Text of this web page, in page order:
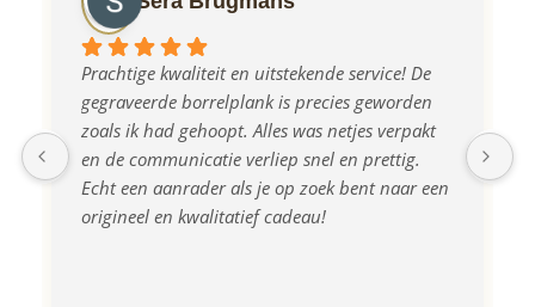
Prachtige kwaliteit en uitstekende service! De
gegraveerde borrelplank is precies geworden
zoals ik had gehoopt. Alles was netjes verpakt
en de communicatie verliep snel en prettig.
Echt een aanrader als je op zoek bent naar een
origineel en kwalitatief cadeau!